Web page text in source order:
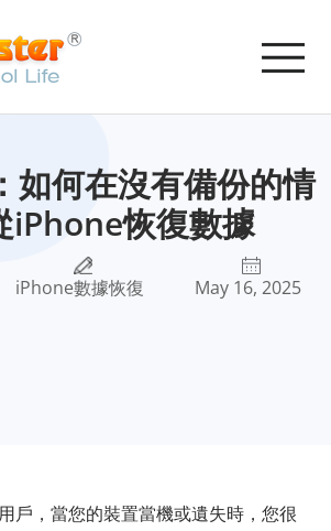
如何在沒有備份的情
iPhone恢復數據
iPhone數據恢復 May 16, 2025
戶，當您的裝置當機或遺失時，您很